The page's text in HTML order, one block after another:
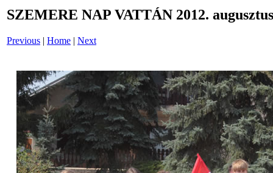
SZEMERE NAP VATTÁN 2012.
Previous | Home | Next